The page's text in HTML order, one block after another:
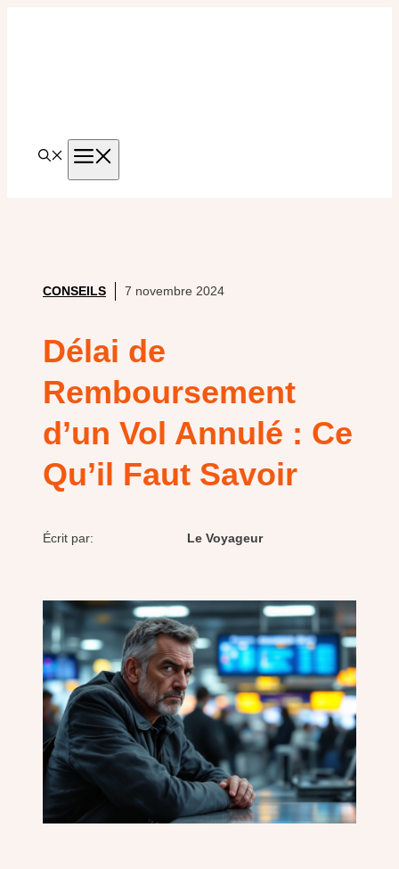
CONSEILS 7 novembre 2024
Délai de
Remboursement
d’un Vol Annulé : Ce
Qu’il Faut Savoir
Écrit par: Le Voyageur